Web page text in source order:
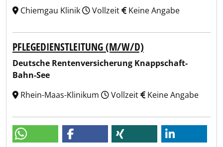
Chiemgau Klinik
Vollzeit Keine Angabe
PFLEGEDIENSTLEITUNG (M/W/D)
Deutsche Rentenversicherung Knappschaft-
Bahn-See
Rhein-Maas-Klinikum
Vollzeit Keine Angabe